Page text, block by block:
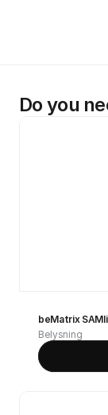
Do you
beMatrix
Belysning